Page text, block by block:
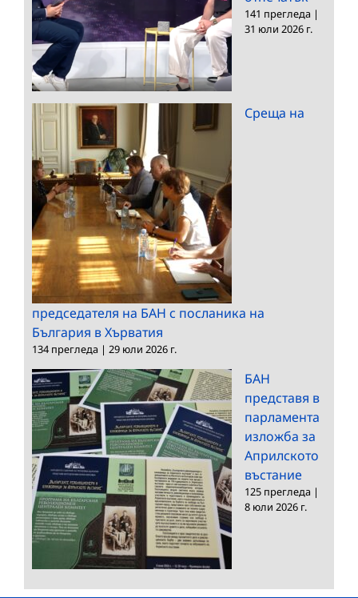
141 прегледа |
31 юли 2026 г.
Среща на
председателя на БАН с посланика на
България в Хърватия
134 прегледа | 29 юли 2026 г.
БАН
представя в
парламента
изложба за
Априлското
въстание
125 прегледа |
8 юли 2026 г.